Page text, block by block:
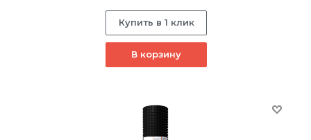
Купить в 1 клик
В корзину